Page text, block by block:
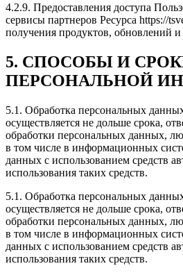
4.2.9. Предоставления доступа
сервисы партнеров Ресурса https://
получения продуктов, обновлений и
5. СПОСОБЫ И
ПЕРСОНАЛЬНОЙ
5.1. Обработка персональных
осуществляется не дольше срока,
обработки персональных данных,
в том числе в информационных
данных с использованием средств
использования таких средств.
5.1. Обработка персональных
осуществляется не дольше срока,
обработки персональных данных,
в том числе в информационных
данных с использованием средств
использования таких средств.